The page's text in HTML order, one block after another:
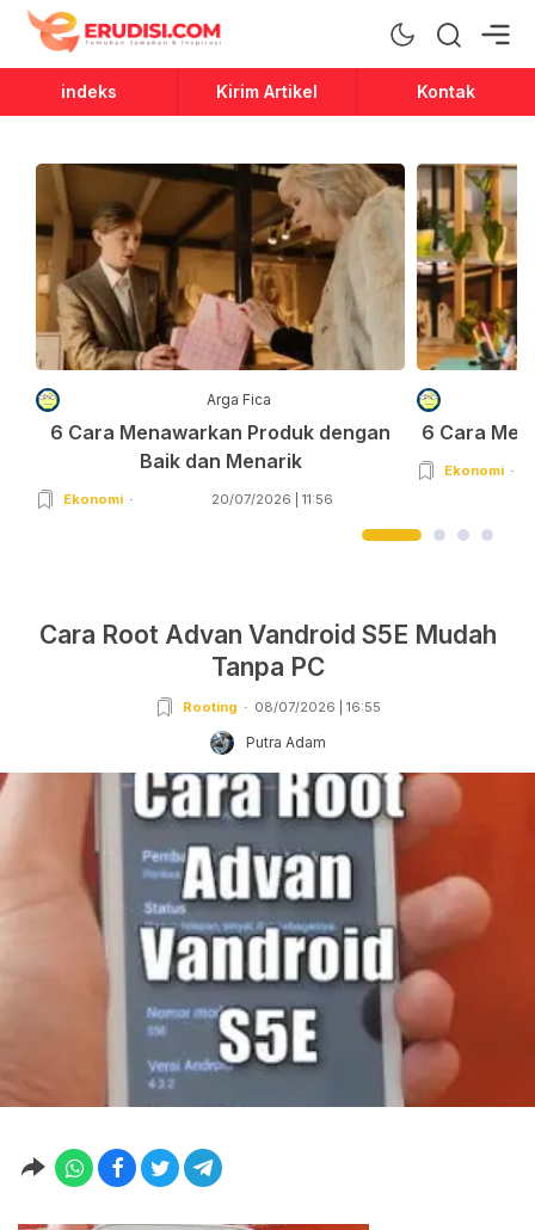
Erudisi
Temukan Jawaban dan Inspirasi
indeks Kirim Artikel Kontak
Arga Fica
6 Cara Menawarkan Produk dengan
Baik dan Menarik
Ekonomi 20/07/2026 | 11:56
6 Cara
Ekonomi
Cara Root Advan Vandroid S5E Mudah
Tanpa PC
Rooting 08/07/2026 | 16:55
Putra Adam